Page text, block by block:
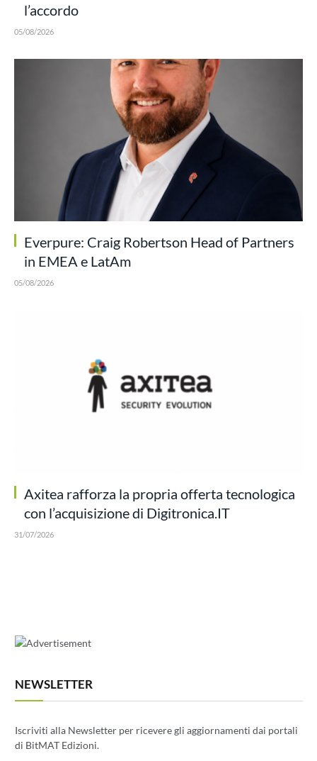
l’accordo
05/08/2026
Everpure: Craig Robertson Head of Partners
in EMEA e LatAm
05/08/2026
Axitea rafforza la propria offerta tecnologica
con l’acquisizione di Digitronica.IT
31/07/2026
NEWSLETTER
Iscriviti alla Newsletter per ricevere gli aggiornamenti dai portali
di BitMAT Edizioni.